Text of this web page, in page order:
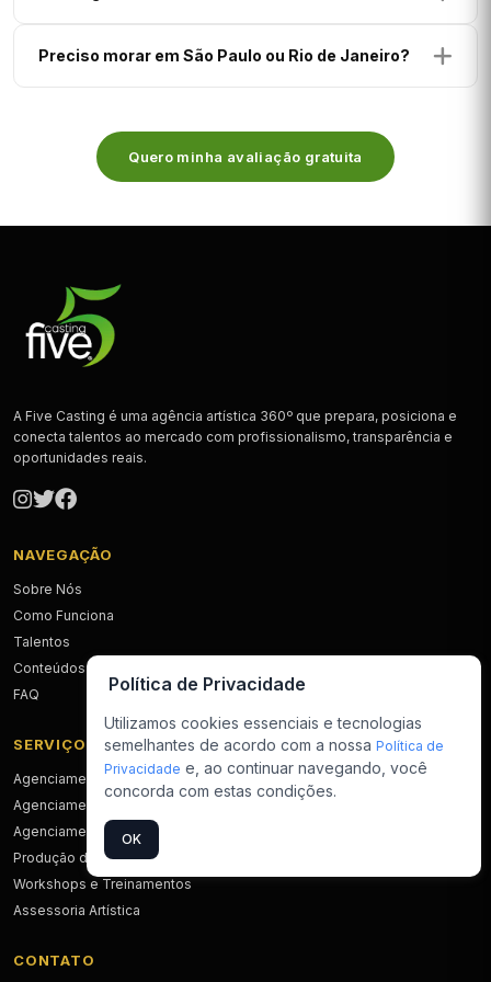
perfil, preparo e demanda do mercado. Qualquer agência
Preciso morar em São Paulo ou Rio de Janeiro?
podem ser realizados remotamente.
Quero minha avaliação gratuita
A Five Casting é uma agência artística 360º que prepara, posiciona e
conecta talentos ao mercado com profissionalismo, transparência e
oportunidades reais.
NAVEGAÇÃO
Sobre Nós
Como Funciona
Talentos
Conteúdos
FAQ
SERVIÇOS
Agenciamento de Atores
Agenciamento de Modelos
Agenciamento de Influenciadores
Produção de Material
Workshops e Treinamentos
Assessoria Artística
CONTATO
Política de Privacidade
Utilizamos cookies essenciais e tecnologias
semelhantes de acordo com a nossaPolítica de
Privacidade e, ao continuar navegando, você
concorda com estas condições.
OK